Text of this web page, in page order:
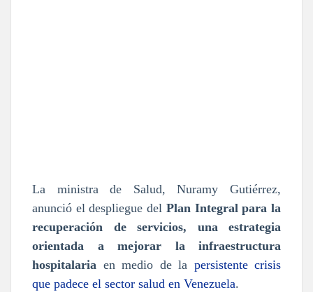
La ministra de Salud, Nuramy Gutiérrez,
anunció el despliegue del Plan Integral para la
recuperación de servicios, una estrategia
orientada a mejorar la infraestructura
hospitalaria en medio de la persistente crisis
que padece el sector salud en Venezuela.